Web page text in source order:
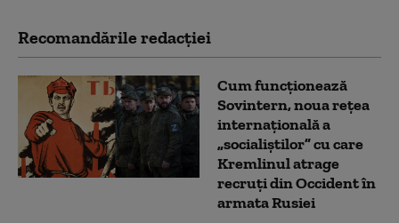
Recomandările redacţiei
Cum funcționează
Sovintern, noua rețea
internațională a
„socialiștilor” cu care
Kremlinul atrage
recruți din Occident în
armata Rusiei